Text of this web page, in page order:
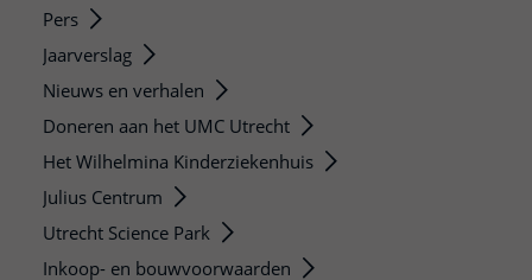
Pers
Jaarverslag
Nieuws en verhalen
Doneren aan het UMC Utrecht
Het Wilhelmina Kinderziekenhuis
Julius Centrum
Utrecht Science Park
Inkoop- en bouwvoorwaarden